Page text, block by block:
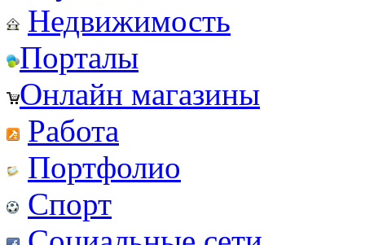
Недвижимость
Порталы
Онлайн магазины
Работа
Портфолио
Спорт